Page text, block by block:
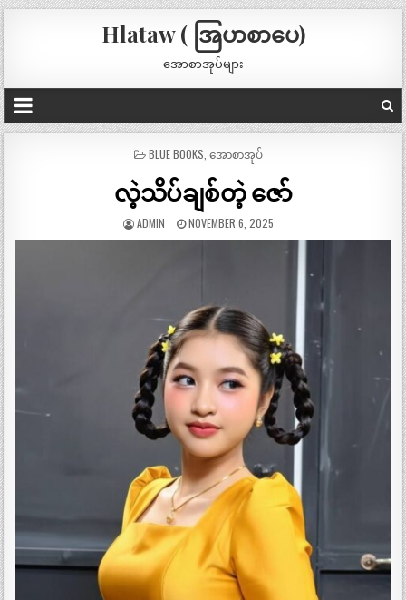
Hlataw ( အြပာစာပေ)
အောစာအုပ်များ
POSTED
BLUE BOOKS အောစာအုပ်
လဲ့သိပ်ချစ်တဲ့ ဇော်
ADMIN NOVEMBER 6, 2025